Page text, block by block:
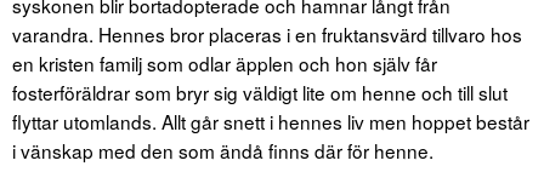
varandra. Hennes bror placeras i en fruktansvärd tillvaro hos
en kristen familj som odlar äpplen och hon själv får
fosterföräldrar som bryr sig väldigt lite om henne och till slut
flyttar utomlands. Allt går snett i hennes liv men hoppet består
i vänskap med den som ändå finns där för henne.